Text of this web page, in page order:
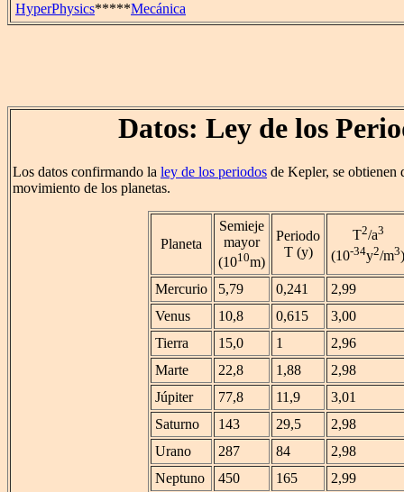
HyperPhysics*****Mecánica
Datos: Ley de los
Los datos confirmando la ley de los periodos de Kepler, se obtienen
movimiento de los planetas.
Planeta
Semieje
mayor
(1010m)
Periodo
T (y)
T2/a3
(10-34y2/m3)
Mercurio 5,79 0,241
2,99
Venus
10,8 0,615
3,00
Tierra
15,0 1
2,96
Marte
22,8 1,88
2,98
Júpiter
77,8 11,9
3,01
Saturno
143 29,5
2,98
Urano
287 84
2,98
Neptuno
450 165
2,99